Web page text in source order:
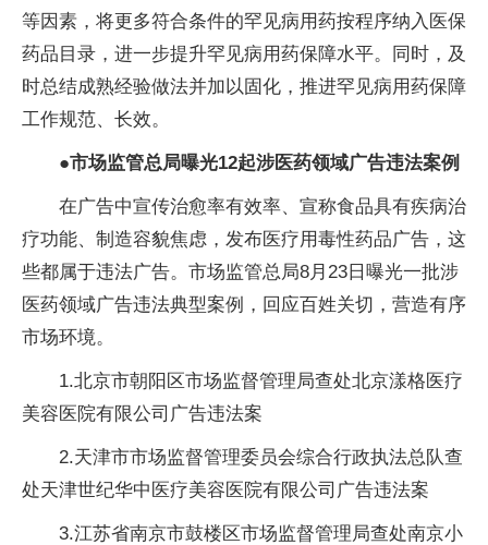
等因素，将更多符合条件的罕见病用药按程序纳入医保
药品目录，进一步提升罕见病用药保障水平。同时，及
时总结成熟经验做法并加以固化，推进罕见病用药保障
工作规范、长效。
●市场监管总局曝光12起涉医药领域广告违法案例
在广告中宣传治愈率有效率、宣称食品具有疾病治
疗功能、制造容貌焦虑，发布医疗用毒性药品广告，这
些都属于违法广告。市场监管总局8月23日曝光一批涉
医药领域广告违法典型案例，回应百姓关切，营造有序
市场环境。
1.北京市朝阳区市场监督管理局查处北京漾格医疗
美容医院有限公司广告违法案
2.天津市市场监督管理委员会综合行政执法总队查
处天津世纪华中医疗美容医院有限公司广告违法案
3.江苏省南京市鼓楼区市场监督管理局查处南京小